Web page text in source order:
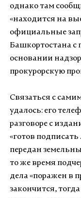
однако там
«находится на
официальные
Башкортостана с
основании
прокурорскую
Связаться с
удалось: его
разговоре с
«готов
передан
то же время
дела «поражен в
закончится,